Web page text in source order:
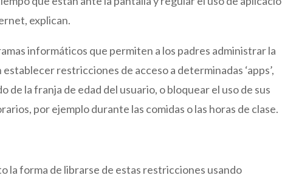
explican.
informáticos que permiten a los padres administrar la
restricciones de acceso a determinadas ‘apps’,
de la franja de edad del usuario, o bloquear el uso de sus
por ejemplo durante las comidas o las horas de clase.
la forma de librarse de estas restricciones usando